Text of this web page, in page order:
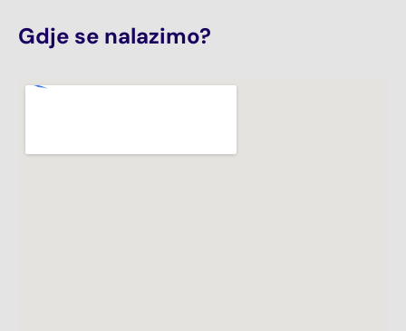
Gdje se nalazimo?